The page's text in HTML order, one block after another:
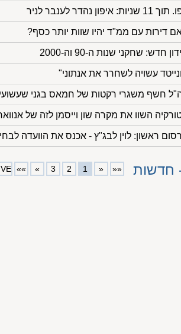
שניות: איפון נהדר לענבר לניר
דירות עם ממ"ד יהיו שוות יותר כסף?
חדש: שחקני שנות ה-90 וה-2000
עשויה לשחרר את אנתוני"
חשף משגרי רקטות של חמאס בגני שעשועים
השוו את מקרה שון וייסמן לזה של
ראשון: לוין לבג"ץ - אכנס את הוועדה
««
«
1
2
3
»
»»